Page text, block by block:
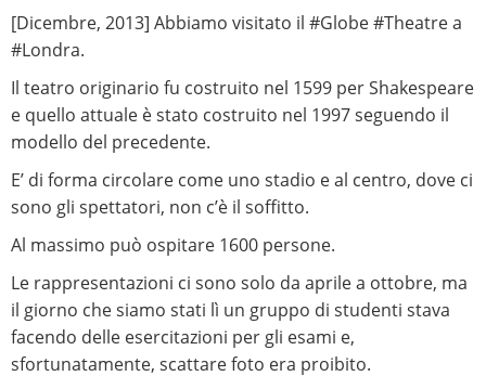
[Dicembre, 2013] Abbiamo visitato il #Globe #Theatre a
#Londra.
Il teatro originario fu costruito nel 1599 per Shakespeare
e quello attuale è stato costruito nel 1997 seguendo il
modello del precedente.
E’ di forma circolare come uno stadio e al centro, dove ci
sono gli spettatori, non c’è il soffitto.
Al massimo può ospitare 1600 persone.
Le rappresentazioni ci sono solo da aprile a ottobre, ma
il giorno che siamo stati lì un gruppo di studenti stava
facendo delle esercitazioni per gli esami e,
sfortunatamente, scattare foto era proibito.